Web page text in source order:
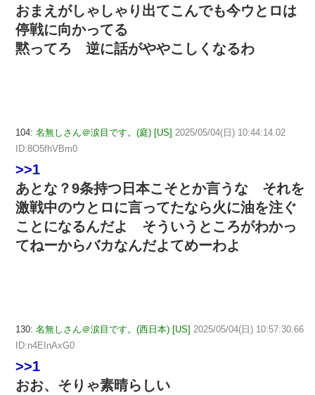
おまえがしゃしゃり出てこんでも今ウとロは
停戦に向かってる
黙ってろ 逆に話がややこしくなるわ
104: 名無しさん＠涙目です。(庭) [US] 2025/05/04(日) 10:44:14.02
ID:8O5fhVBm0
>>1
あとな？9条持つ日本こそとか言うな それを
激戦中のウとロに言ってたなら火に油を注ぐ
ことになるんだよ そういうところがわかっ
てねーからバカなんだよてめーわよ
130: 名無しさん＠涙目です。(西日本) [US] 2025/05/04(日) 10:57:30.66
ID:n4EInAxG0
>>1
おお、そりゃ素晴らしい